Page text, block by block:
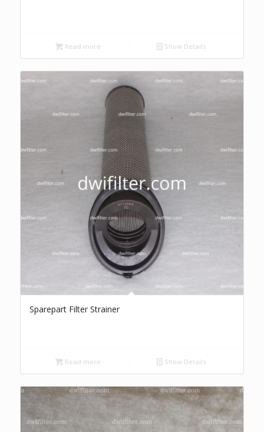
Read more Show Details
Sparepart Filter Strainer
Read more Show Details